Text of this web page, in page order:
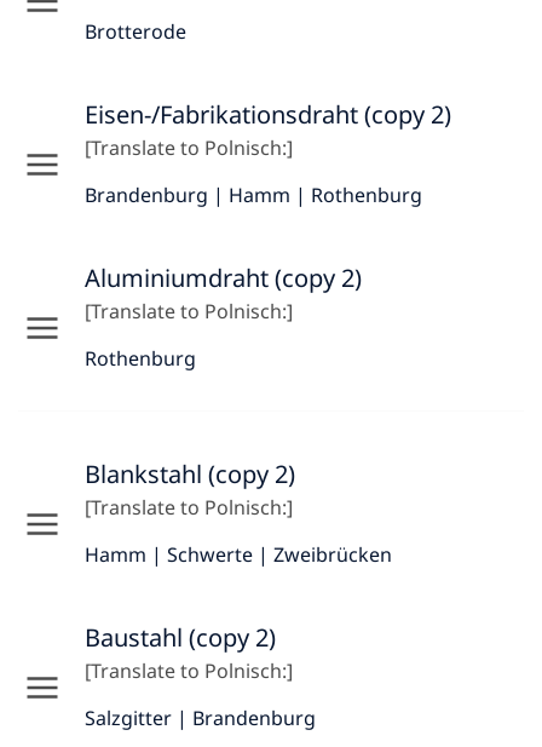
Brotterode
Eisen-/Fabrikationsdraht (copy 2)
[Translate to Polnisch:]
Brandenburg | Hamm | Rothenburg
Aluminiumdraht (copy 2)
[Translate to Polnisch:]
Rothenburg
Blankstahl (copy 2)
[Translate to Polnisch:]
Hamm | Schwerte | Zweibrücken
Baustahl (copy 2)
[Translate to Polnisch:]
Salzgitter | Brandenburg